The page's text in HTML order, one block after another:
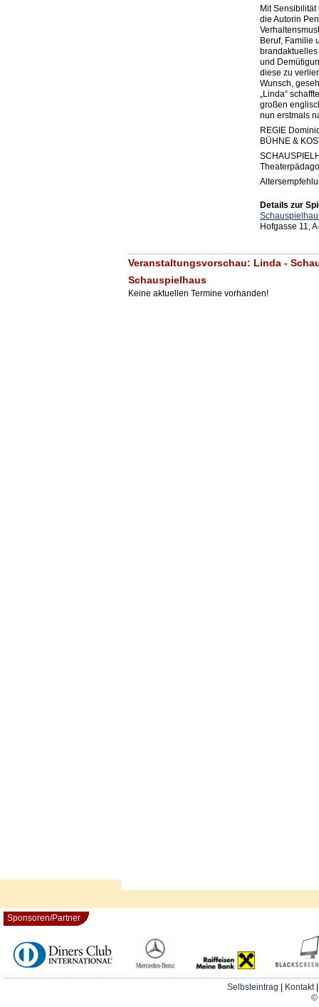
Mit
die Autorin
Beruf, Familie
und
diese zu
Wunsch,
„Linda“
großen
nun erstmals
REGIE
BÜHNE &
Details zur
Hofgasse 11,
Veranstaltungsvorschau: Linda -
Schauspielhaus
Keine aktuellen Termine vorhanden!
Sponsoren/Partner
Selbsteintrag Kontakt
©